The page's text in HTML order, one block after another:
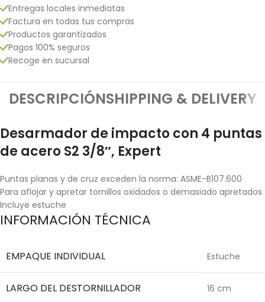
Entregas locales inmediatas
Factura en todas tus compras
Productos garantizados
Pagos 100% seguros
Recoge en sucursal
DESCRIPCIÓNSHIPPING & DELIVERY
Desarmador de impacto con 4 puntas
de acero S2 3/8″, Expert
Puntas planas y de cruz exceden la norma: ASME-B107.600
Para aflojar y apretar tornillos oxidados o demasiado apretados
Incluye estuche
INFORMACIÓN TÉCNICA
EMPAQUE INDIVIDUAL Estuche
LARGO DEL DESTORNILLADOR 16 cm